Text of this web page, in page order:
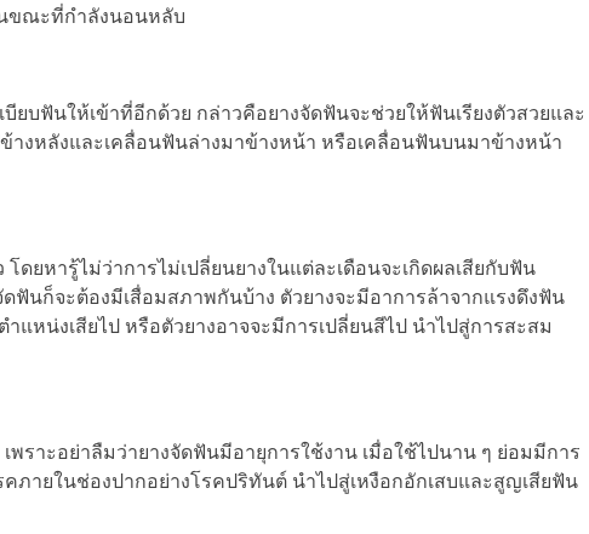
นขณะที่กำลังนอนหลับ
บฟันให้เข้าที่อีกด้วย กล่าวคือยางจัดฟันจะช่วยให้ฟันเรียงตัวสวยและ
างหลังและเคลื่อนฟันล่างมาข้างหน้า หรือเคลื่อนฟันบนมาข้างหน้า
ยหารู้ไม่ว่าการไม่เปลี่ยนยางในแต่ละเดือนจะเกิดผลเสียกับฟัน
ฟันก็จะต้องมีเสื่อมสภาพกันบ้าง ตัวยางจะมีอาการล้าจากแรงดึงฟัน
หน่งเสียไป หรือตัวยางอาจจะมีการเปลี่ยนสีไป นำไปสู่การสะสม
ราะอย่าลืมว่ายางจัดฟันมีอายุการใช้งาน เมื่อใช้ไปนาน ๆ ย่อมมีการ
ภายในช่องปากอย่างโรคปริทันต์ นำไปสู่เหงือกอักเสบและสูญเสียฟัน